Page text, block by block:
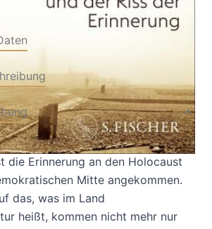
nach der Befreiung von
die Erinnerung an den Holocaust
Mitte angekommen.
das, was im Land
heißt, kommen nicht mehr nur